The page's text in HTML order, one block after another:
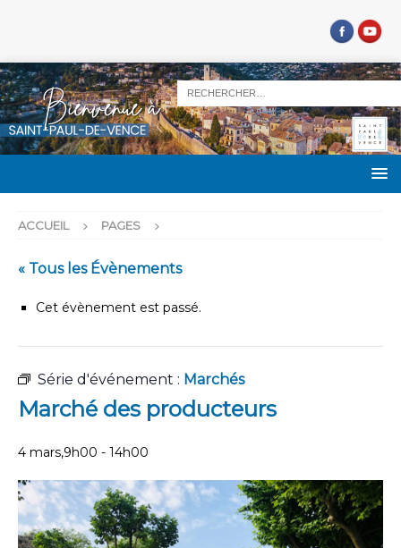
ACCUEIL PAGES
« Tous les Évènements
Cet évènement est passé.
Série d'événement : Marchés
Marché des producteurs
4 mars,9h00 - 14h00